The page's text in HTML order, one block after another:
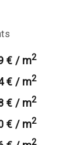
€ / m2
€ / m2
€ / m2
€ / m2
2